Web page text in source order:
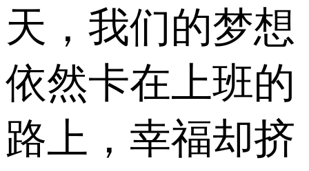
天，我们的梦想
依然卡在上班的
路上，幸福却挤